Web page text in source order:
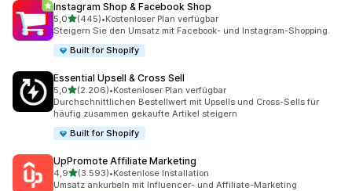
Instagram Shop & Facebook Shop
5,0von 5 Sternen
(445)
445 Rezensionen insgesamt
•Kostenloser Plan verfügbar
Steigern Sie den Umsatz mit Facebook- und Instagram-Shopping.
Built for Shopify
Essential Upsell & Cross Sell
5,0von 5 Sternen
(2.206)
2206 Rezensionen insgesamt
•Kostenloser Plan verfügbar
Durchschnittlichen Bestellwert mit Upsells und Cross-Sells für
häufig zusammen gekaufte Artikel steigern
Built for Shopify
UpPromote Affiliate Marketing
4,9von 5 Sternen
(3.593)
3593 Rezensionen insgesamt
•Kostenlose Installation
Umsatz ankurbeln mit Influencer- und Affiliate-Marketing